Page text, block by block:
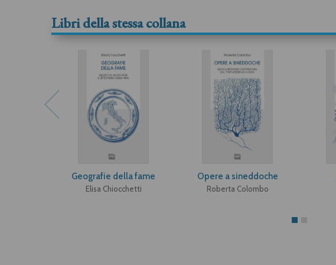
Libri della stessa collana
Geografie della fame
Elisa Chiocchetti
Opere a sineddoche
Roberta Colombo